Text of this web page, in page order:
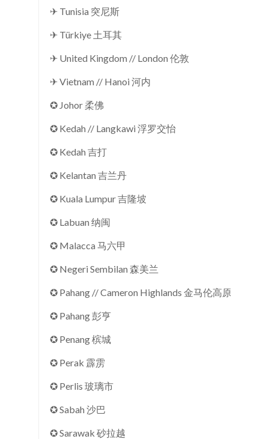
✈ Tunisia 突尼斯
✈ Türkiye 土耳其
✈ United Kingdom // London 伦敦
✈ Vietnam // Hanoi 河内
✪ Johor 柔佛
✪ Kedah // Langkawi 浮罗交怡
✪ Kedah 吉打
✪ Kelantan 吉兰丹
✪ Kuala Lumpur 吉隆坡
✪ Labuan 纳闽
✪ Malacca 马六甲
✪ Negeri Sembilan 森美兰
✪ Pahang // Cameron Highlands 金马伦高原
✪ Pahang 彭亨
✪ Penang 槟城
✪ Perak 霹雳
✪ Perlis 玻璃市
✪ Sabah 沙巴
✪ Sarawak 砂拉越